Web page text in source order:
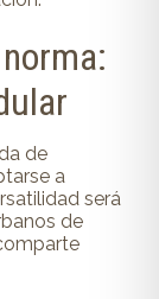
de
a
será
de